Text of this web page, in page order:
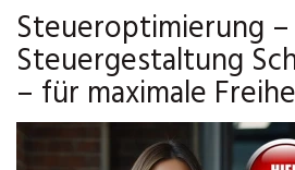
Steueroptimierung –
Steuergestaltung
– für maximale